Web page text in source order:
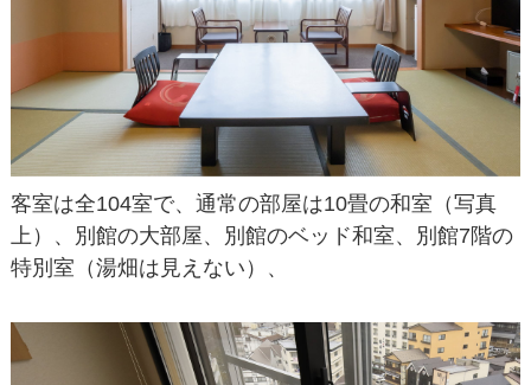
客室は全104室で、通常の部屋は10畳の和室（写真
上）、別館の大部屋、別館のベッド和室、別館7階の
特別室（湯畑は見えない）、